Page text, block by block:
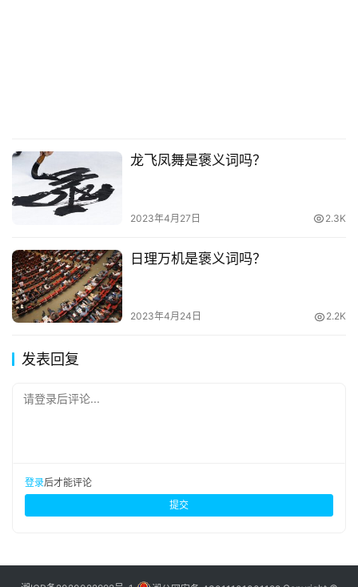
龙飞凤舞是褒义词吗？
2023年4月27日 2.3K
日理万机是褒义词吗？
2023年4月24日 2.2K
发表回复
请登录后评论...
登录后才能评论
提交